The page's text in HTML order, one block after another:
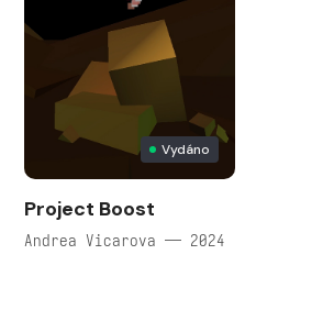
Vydáno
Project Boost
Andrea Vicarova — 2024